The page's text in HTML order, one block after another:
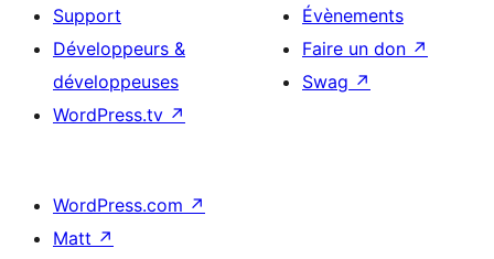
Support
Développeurs &
développeuses
WordPress.tv ↗
Évènements
Faire un don ↗
Swag ↗
WordPress.com ↗
Matt ↗